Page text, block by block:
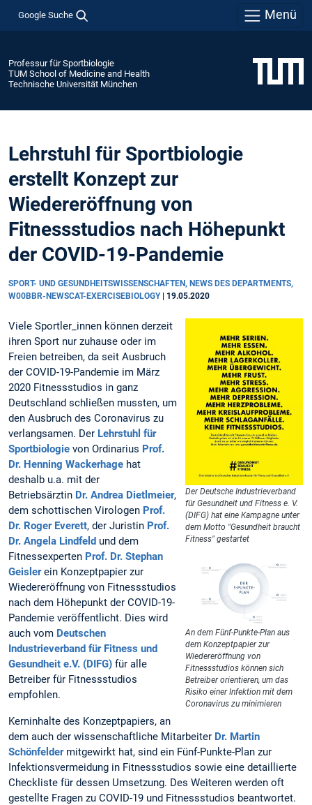
Google Suche Menü
Professur für Sportbiologie
TUM School of Medicine and Health
Technische Universität München
Lehrstuhl für Sportbiologie
erstellt Konzept zur
Wiedereröffnung von
Fitnessstudios nach Höhepunkt
der COVID-19-Pandemie
SPORT- UND GESUNDHEITSWISSENSCHAFTEN, NEWS DES DEPARTMENTS,
W00BBR-NEWSCAT-EXERCISEBIOLOGY
19.05.2020
Der Deutsche Industrieverband
für Gesundheit und Fitness e. V.
(DIFG) hat eine Kampagne unter
dem Motto "Gesundheit braucht
Fitness" gestartet
An dem Fünf-Punkte-Plan aus
dem Konzeptpapier zur
Wiedereröffnung von
Fitnessstudios können sich
Betreiber orientieren, um das
Risiko einer Infektion mit dem
Coronavirus zu minimieren
Viele Sportler_innen können derzeit
ihren Sport nur zuhause oder im
Freien betreiben, da seit Ausbruch
der COVID-19-Pandemie im März
2020 Fitnessstudios in ganz
Deutschland schließen mussten, um
den Ausbruch des Coronavirus zu
verlangsamen. Der Lehrstuhl für
Sportbiologie von Ordinarius Prof.
Dr. Henning Wackerhage hat
deshalb u.a. mit der
Betriebsärztin Dr. Andrea Dietlmeier,
dem schottischen Virologen Prof.
Dr. Roger Everett, der Juristin Prof.
Dr. Angela Lindfeld und dem
Fitnessexperten Prof. Dr. Stephan
Geislerein Konzeptpapier zur
Wiedereröffnung von Fitnessstudios
nach dem Höhepunkt der COVID-19-
Pandemie veröffentlicht. Dies wird
auch vom Deutschen
Industrieverband für Fitness und
Gesundheit e.V. (DIFG) für alle
Betreiber für Fitnessstudios
empfohlen.
Kerninhalte des Konzeptpapiers, an
dem auch der wissenschaftliche Mitarbeiter Dr. Martin
Schönfeldermitgewirkt hat, sind ein Fünf-Punkte-Plan zur
Infektionsvermeidung in Fitnessstudios sowie eine detaillierte
Checkliste für dessen Umsetzung. Des Weiteren werden oft
gestellte Fragen zu COVID-19 und Fitnessstudios beantwortet.